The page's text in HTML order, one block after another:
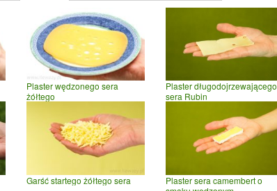
Plaster wędzonego sera
żółtego
Plaster długodojrzewającego
sera Rubin
Garść startego żółtego sera
Plaster sera camembert o